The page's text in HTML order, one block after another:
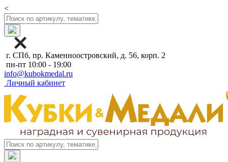
<
г. СПб, пр. Каменноостровский, д. 56, корп. 2
пн-пт 10:00 - 19:00
info@kubokmedal.ru
Личный кабинет